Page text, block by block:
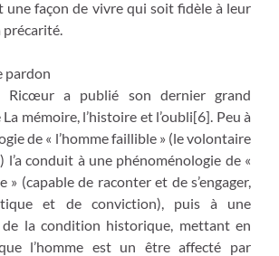
une façon de vivre qui soit fidèle à leur
pardon
Ricœur a publié son dernier grand
mémoire, l’histoire et l’oubli[6]. Peu à
de « l’homme faillible » (le volontaire
l’a conduit à une phénoménologie de «
» (capable de raconter et de s’engager,
et de conviction), puis à une
de la condition historique, mettant en
l’homme est un être affecté par